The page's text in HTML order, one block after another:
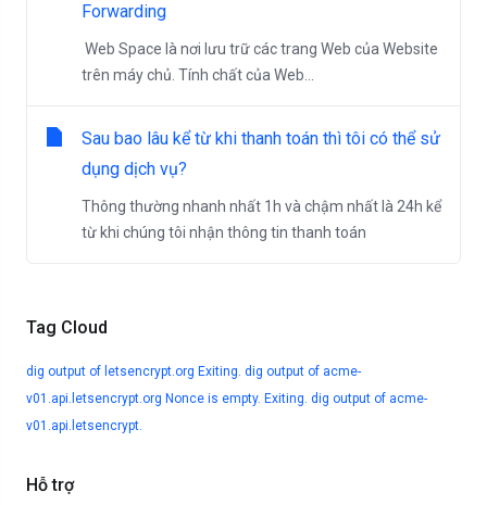
Tag Cloud
dig output of letsencrypt.org Exiting. dig output of acme-
v01.api.letsencrypt.org Nonce is empty. Exiting. dig output of acme-
v01.api.letsencrypt.
Hỗ trợ
Forwarding
Web Space là nơi lưu trữ các trang Web của Website
trên máy chủ. Tính chất của Web...
Sau bao lâu kể từ khi thanh toán thì tôi có thể sử
dụng dịch vụ?
Thông thường nhanh nhất 1h và chậm nhất là 24h kể
từ khi chúng tôi nhận thông tin thanh toán